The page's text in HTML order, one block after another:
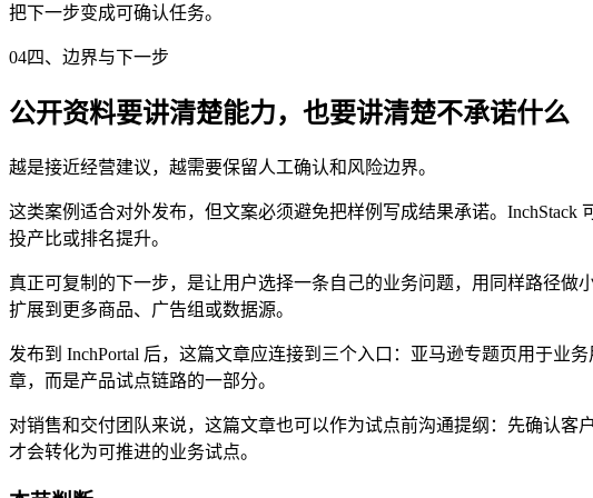
把下一步变成可确认任务。
04四、边界与下一步
公开资料要讲清楚能力，也要讲清楚不承诺什么
越是接近经营建议，越需要保留人工确认和风险边界。
这类案例适合对外发布，但文案必须避免把样例写成结果承诺。
投产比或排名提升。
真正可复制的下一步，是让用户选择一条自己的业务问题，用同样路径
扩展到更多商品、广告组或数据源。
发布到 InchPortal 后，这篇文章应连接到三个入口：亚马逊专题页用于业
章，而是产品试点链路的一部分。
对销售和交付团队来说，这篇文章也可以作为试点前沟通提纲：先确认
才会转化为可推进的业务试点。